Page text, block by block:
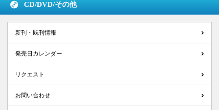
CD/DVD/その他
新刊・既刊情報
発売日カレンダー
リクエスト
お問い合わせ